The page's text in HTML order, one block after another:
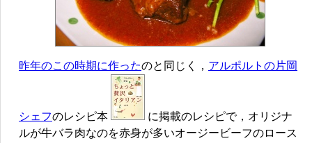
昨年のこの時期に作ったのと同じく， アルポルトの片岡
シェフのレシピ本
に掲載のレシピで，オリジナ
ルが牛バラ肉なのを赤身が多いオージービーフのロース